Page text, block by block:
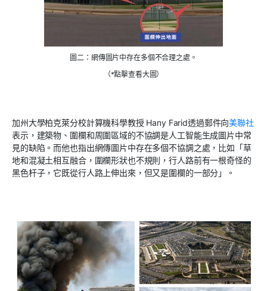
圖二：網傳圖片中存在多個不合理之處。
（*點擊查看大圖）
加州大學柏克萊分校計算機科學教授Hany Farid透過郵件向美聯社
表示，建築物、圍欄和周圍區域的不協調是人工智能生成圖片中常
見的缺陷 。而他也指出網傳圖片中存在多個不協調之處，比如「草
地和混凝土相互融合，圍欄形狀也不規則，行人路前有一根奇怪的
黑色杆子，它既從行人路上伸出來，但又是圍欄的一部分」
。